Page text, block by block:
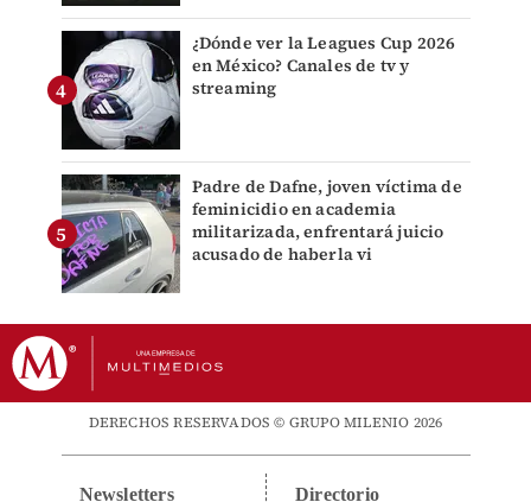
¿Dónde ver la Leagues Cup 2026
en México? Canales de tv y
streaming
Padre de Dafne, joven víctima de
feminicidio en academia
militarizada, enfrentará juicio
acusado de haberla vi
DERECHOS RESERVADOS © GRUPO MILENIO 2026
Newsletters Directorio